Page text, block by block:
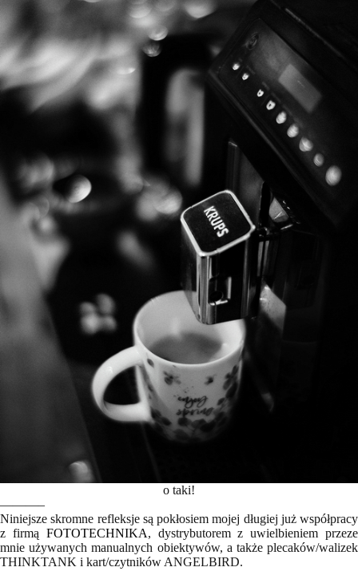
o taki!
———–
Niniejsze skromne refleksje są pokłosiem mojej długiej już współpracy
z firmą FOTOTECHNIKA, dystrybutorem z uwielbieniem przeze
mnie używanych manualnych obiektywów, a także plecaków/walizek
THINKTANK i kart/czytników ANGELBIRD.